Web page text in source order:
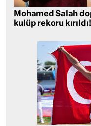
Mohamed Salah
kulüp rekoru kırıldı!